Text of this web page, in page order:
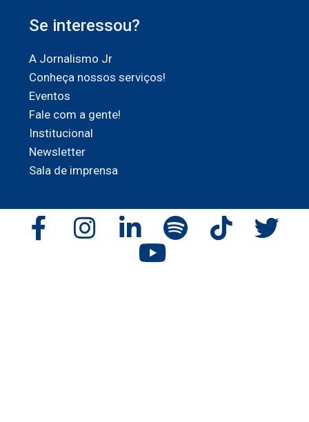
Se interessou?
A Jornalismo Jr
Conheça nossos serviços!
Eventos
Fale com a gente!
Institucional
Newsletter
Sala de imprensa